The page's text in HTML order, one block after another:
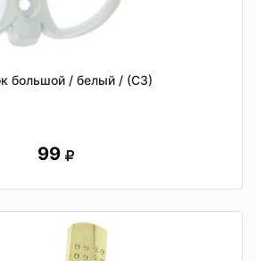
большой / белый / (СЗ)
99